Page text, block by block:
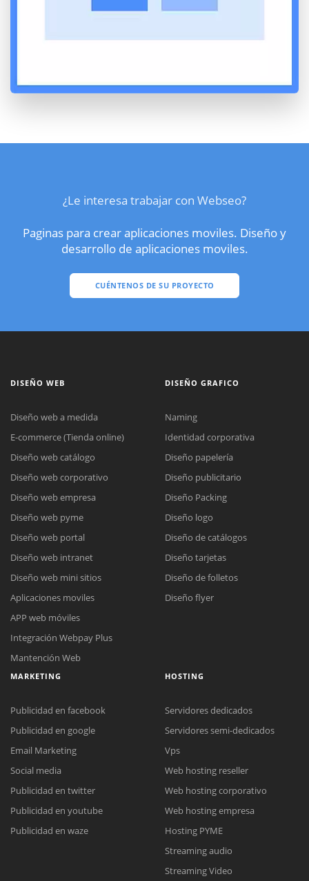
¿Le interesa trabajar con Webseo?
Paginas para crear aplicaciones moviles. Diseño y
desarrollo de aplicaciones moviles.
CUÉNTENOS DE SU PROYECTO
Reunión online
Nuestros ejecutivos le enviarán un correo electrónico con el enlace a
Meet para la reunión online.
Cotización
Todos nuestros ejecutivos están fuera de línea. Complete el formulario
DISEÑO WEB
Diseño web a medida
E-commerce (Tienda online)
Diseño web catálogo
Diseño web corporativo
Diseño web empresa
Diseño web pyme
Diseño web portal
Diseño web intranet
Diseño web mini sitios
Aplicaciones moviles
APP web móviles
Integración Webpay Plus
Mantención Web
DISEÑO GRAFICO
Naming
Identidad corporativa
Diseño papelería
Diseño publicitario
Diseño Packing
Diseño logo
Diseño de catálogos
Diseño tarjetas
Diseño de folletos
Diseño flyer
MARKETING
Publicidad en facebook
Publicidad en google
Email Marketing
Social media
Publicidad en twitter
Publicidad en youtube
Publicidad en waze
HOSTING
Servidores dedicados
Servidores semi-dedicados
Vps
Web hosting reseller
Web hosting corporativo
Web hosting empresa
Hosting PYME
Streaming audio
Streaming Video